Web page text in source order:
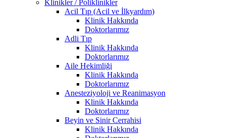
Klinikler / Poliklinikler
Acil Tıp (Acil ve İlkyardım)
Klinik Hakkında
Doktorlarımız
Adli Tıp
Klinik Hakkında
Doktorlarımız
Aile Hekimliği
Klinik Hakkında
Doktorlarımız
Anesteziyoloji ve Reanimasyon
Klinik Hakkında
Doktorlarımız
Beyin ve Sinir Cerrahisi
Klinik Hakkında